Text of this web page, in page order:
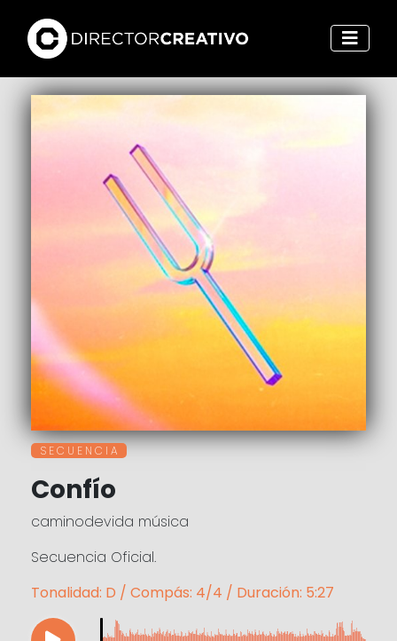
S E C U E N C I A
Confío
caminodevida música
Secuencia Oficial.
Tonalidad: D / Compás: 4/4 / Duración: 5:27